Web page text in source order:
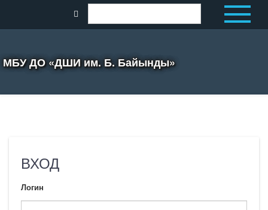
МБУ ДО «ДШИ им. Б. Байынды»
ВХОД
Логин